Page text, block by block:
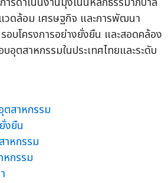
ดล้อม เศรษฐกิจ และการพัฒนา
บโครงการอย่างยั่งยืน และสอดคล้อง
อุตสาหกรรมในประเทศไทยและระดับ
ตสาหกรรม
งยืน
าหกรรม
หกรรม